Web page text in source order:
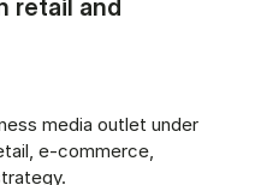
retail and
media outlet under
e-commerce,